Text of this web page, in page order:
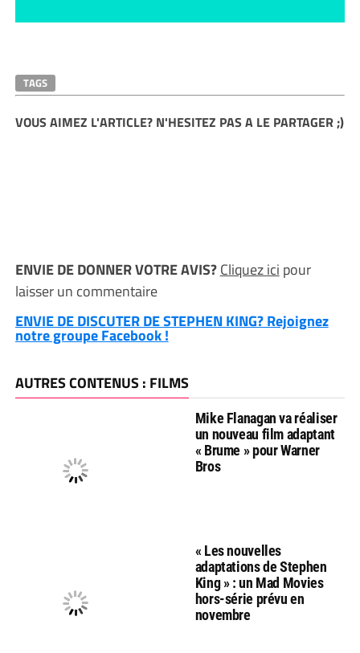
TAGS
VOUS AIMEZ L'ARTICLE? N'HESITEZ PAS A LE PARTAGER ;)
ENVIE DE DONNER VOTRE AVIS?Cliquez ici pour
laisser un commentaire
ENVIE DE DISCUTER DE STEPHEN KING? Rejoignez
notre groupe Facebook !
AUTRES CONTENUS : FILMS
Mike Flanagan va réaliser
un nouveau film adaptant
« Brume » pour Warner
Bros
« Les nouvelles
adaptations de Stephen
King » : un Mad Movies
hors-série prévu en
novembre